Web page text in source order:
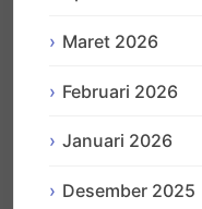
Maret 2026
Februari 2026
Januari 2026
Desember 2025